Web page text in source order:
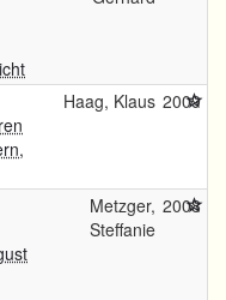
Haag, Klaus 2009
Metzger,
Steffanie
2008